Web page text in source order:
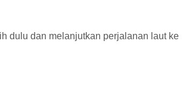
dulu dan melanjutkan perjalanan laut ke